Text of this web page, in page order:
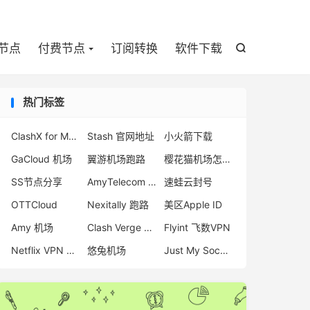

点 付费节点 订阅转换 软件下载
热门标签
ClashX for Mac 下载 Stash 官网地址
小火箭下载
GaCloud 机场
翼游机场跑路
樱花猫机场怎么样
SS节点分享
AmyTelecom 怎么样
速蛙云封号
OTTCloud
Nexitally 跑路
美区Apple ID
Amy 机场
Clash Verge 官网
Flyint 飞数VPN
Netflix VPN 推荐
悠兔机场 Just My Socks 机场